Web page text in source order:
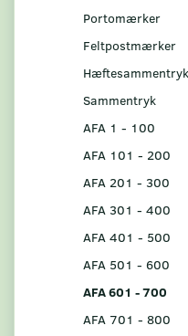
Portomærker
Feltpostmærker
Hæftesammentryk
Sammentryk
AFA 1 - 100
AFA 101 - 200
AFA 201 - 300
AFA 301 - 400
AFA 401 - 500
AFA 501 - 600
AFA 601 - 700
AFA 701 - 800